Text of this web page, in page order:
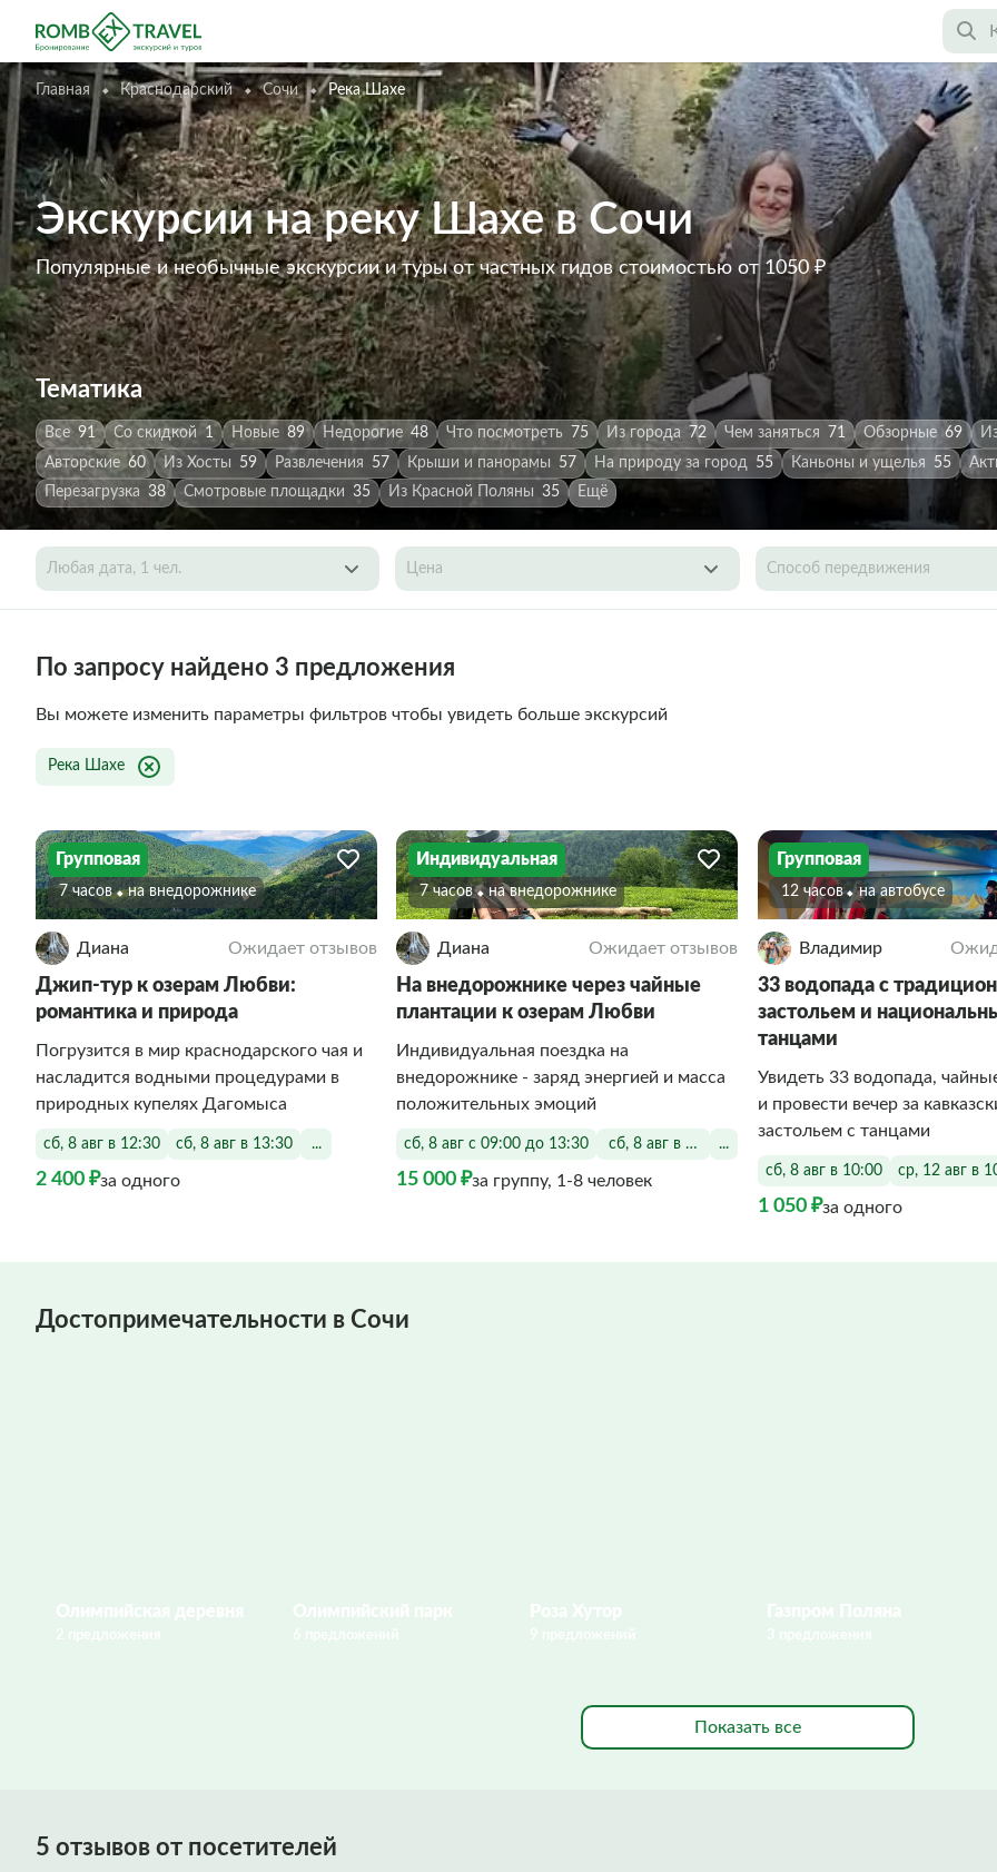
Главная Краснодарский Сочи Река Шахе
Экскурсии на реку Шахе в Сочи
Популярные и необычные экскурсии и туры от частных гидовстоимостью от 1050 ₽
Тематика
Все 91 Со скидкой 1 Новые 89 Недорогие 48 Что посмотреть 75 Из города 72 Чем заняться 71 Обзорные 69
Авторские 60 Из Хосты 59 Развлечения 57 Крыши и панорамы 57 На природу за город 55 Каньоны и ущелья 55
Перезагрузка 38 Смотровые площадки 35 Из Красной Поляны 35 Ещё
Любая дата, 1 чел. Цена Способ передвижения
По запросу найдено 3 предложения
Вы можете изменить параметры фильтров чтобы увидеть больше экскурсий
Река Шахе
Групповая
7 часов На внедорожнике
Диана Ожидает отзывов
Джип-тур к озерам Любви:
романтика и природа
Погрузится в мир краснодарского чая и
насладится водными процедурами в
природных купелях Дагомыса
сб, 8 авг в 12:30 сб, 8 авг в 13:30 ...
2 400 ₽за одного
Индивидуальная
7 часов На внедорожнике
Диана Ожидает отзывов
На внедорожнике через чайные
плантации к озерам Любви
Индивидуальная поездка на
внедорожнике - заряд энергией и масса
положительных эмоций
сб, 8 авг с 09:00 до 13:30 сб, 8 авг в 12:30...
15 000 ₽за группу, 1-8 человек
Групповая
12 часов На автобусе
Владимир
33 водопада с
застольем и
танцами
Увидеть 33 водопада,
и провести вечер за
застольем с танцами
сб, 8 авг в 10:00 ср, 12 авг в
1 050 ₽за одного
Достопримечательности в Сочи
Показать все
5 отзывов от посетителей